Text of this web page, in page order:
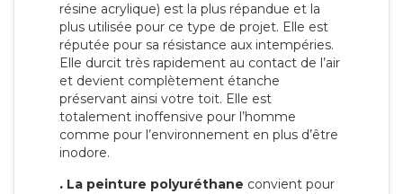
résine acrylique) est la plus répandue et la
plus utilisée pour ce type de projet. Elle est
réputée pour sa résistance aux intempéries.
Elle durcit très rapidement au contact de l’air
et devient complètement étanche
préservant ainsi votre toit. Elle est
totalement inoffensive pour l’homme
comme pour l’environnement en plus d’être
inodore.
. La peinture polyuréthane convient pour